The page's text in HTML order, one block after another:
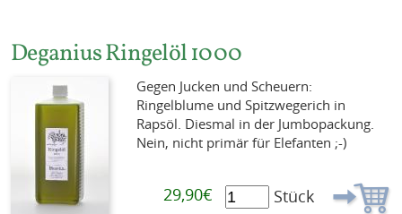
Deganius Ringelöl 1000
Gegen Jucken und Scheuern:
Ringelblume und Spitzwegerich in
Rapsöl. Diesmal in der Jumbopackung.
Nein, nicht primär für Elefanten ;-)
29,90€ Stück